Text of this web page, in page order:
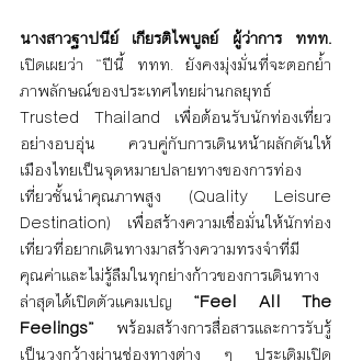
นางสาวฐาปนีย์ เกียรติไพบูลย์ ผู้ว่าการ ททท.
เปิดเผยว่า “ปีนี้ ททท. ยังคงมุ่งมั่นที่จะตอกย้ำ
ภาพลักษณ์ของประเทศไทยผ่านกลยุทธ์
Trusted Thailand เพื่อต้อนรับนักท่องเที่ยว
อย่างอบอุ่น ควบคู่กับการเดินหน้าผลักดันให้
เมืองไทยเป็นจุดหมายปลายทางของการท่อง
เที่ยวชั้นนำคุณภาพสูง (Quality Leisure
Destination) เพื่อสร้างความเชื่อมั่นให้นักท่อง
เที่ยวที่อยากเดินทางมาสร้างความทรงจําที่มี
คุณค่าและไม่รู้ลืมในทุกย่างก้าวของการเดินทาง
ล่าสุดได้เปิดตัวแคมเปญ “Feel All The
Feelings” พร้อมสร้างการสื่อสารและการรับรู้
เป็นวงกว้างผ่านช่องทางต่าง ๆ ประเดิมเปิด